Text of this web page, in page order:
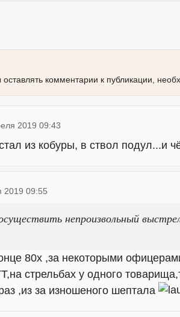
комментарии к публикации,
2019 09:43
из кобуры, в ствол подул...и
2019 09:55
непроизвольный
80х ,за некоторыми
стрельбах у одного
,из за изношеного шептала